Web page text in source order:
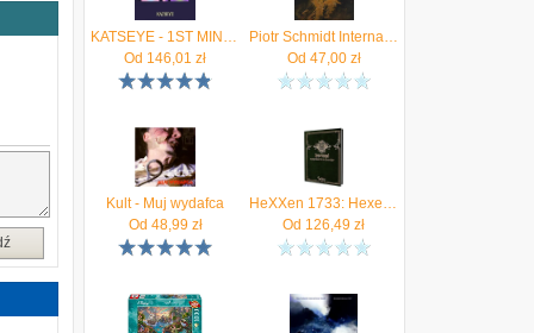
KATSEYE - 1ST MINI ALBUM (SIS (Soft Is Strong))
Od 146,01 zł
Piotr Schmidt International Sextet: Hearsey [CD]
Od 47,00zł
Kult - Muj wydafca
Od 48,99 zł
HeXXen 1733: Hexenjagd (2te Edition)
Od 126,49 zł